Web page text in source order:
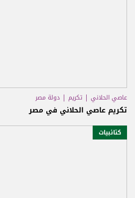
عاصي الحلاني تكريم دولة مصر
تكريم عاصي الحلاني في مصر
كتائبيات